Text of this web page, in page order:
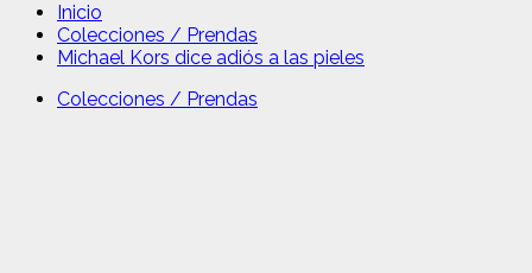
Inicio
Colecciones / Prendas
Michael Kors dice adiós a las pieles
Colecciones / Prendas